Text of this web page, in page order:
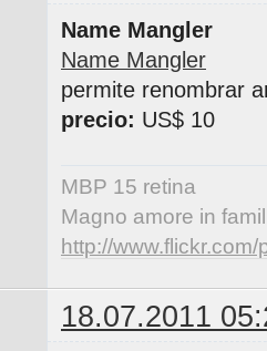
Name Mangler
Name Mangler
permite renombrar
precio: US$ 10
MBP 15 retina
Magno amore in
http://
18.07.2011